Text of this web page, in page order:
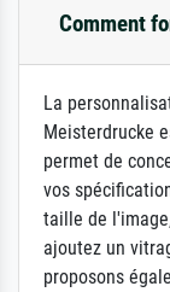
Comment
La
Meisterdrucke
permet de
vos
taille de
ajoutez un
proposons